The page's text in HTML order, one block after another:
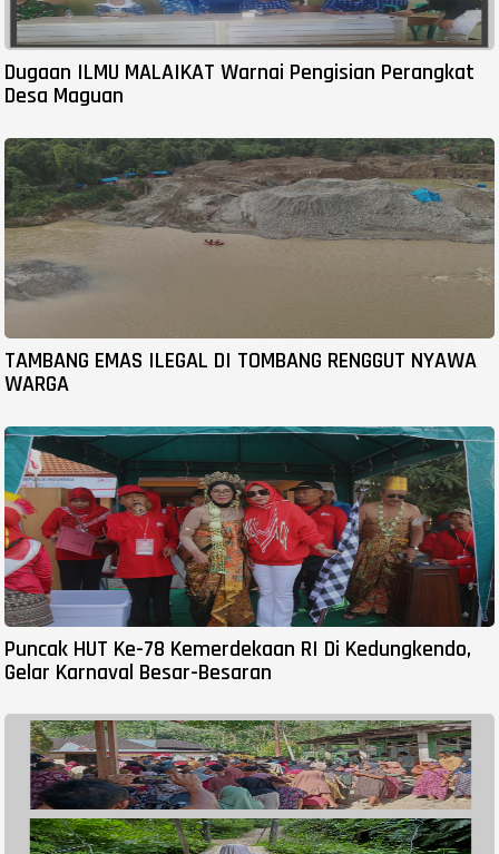
Dugaan ILMU MALAIKAT Warnai Pengisian Perangkat
Desa Maguan
TAMBANG EMAS ILEGAL DI TOMBANG RENGGUT NYAWA
WARGA
Puncak HUT Ke-78 Kemerdekaan RI Di Kedungkendo,
Gelar Karnaval Besar-Besaran